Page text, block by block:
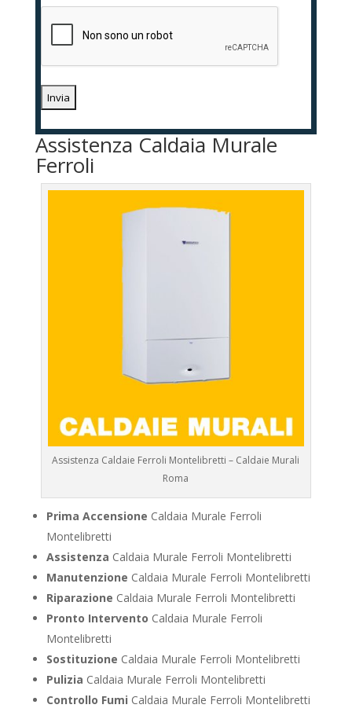
Assistenza Caldaia Murale
Ferroli
Assistenza Caldaie Ferroli Montelibretti – Caldaie Murali
Roma
Prima Accensione Caldaia Murale Ferroli
Montelibretti
Assistenza Caldaia Murale Ferroli Montelibretti
Manutenzione Caldaia Murale Ferroli Montelibretti
Riparazione Caldaia Murale Ferroli Montelibretti
Pronto Intervento Caldaia Murale Ferroli
Montelibretti
Sostituzione Caldaia Murale Ferroli Montelibretti
Pulizia Caldaia Murale Ferroli Montelibretti
Controllo Fumi Caldaia Murale Ferroli Montelibretti